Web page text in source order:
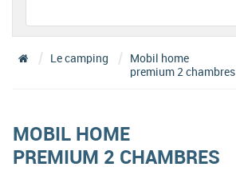
Le camping
Mobil home
premium 2 chambres
MOBIL HOME
PREMIUM 2 CHAMBRES